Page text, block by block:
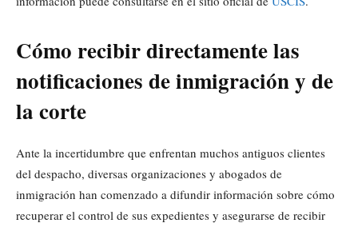
Cómo recibir directamente las
notificaciones de inmigración y de
la corte
Ante la incertidumbre que enfrentan muchos antiguos clientes
del despacho, diversas organizaciones y abogados de
inmigración han comenzado a difundir información sobre cómo
recuperar el control de sus expedientes y asegurarse de recibir